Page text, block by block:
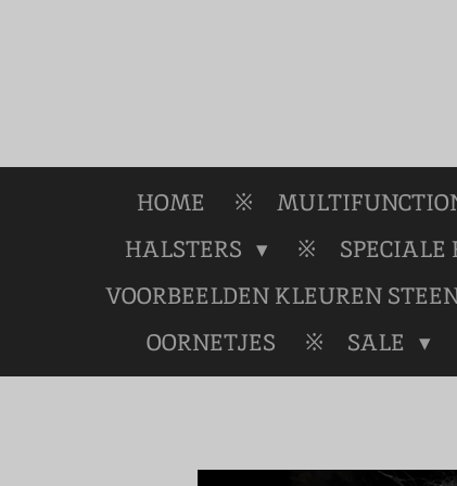
HOME
HALSTERS
SPECIALE
VOORBEELDEN KLEUREN
OORNETJES
SALE